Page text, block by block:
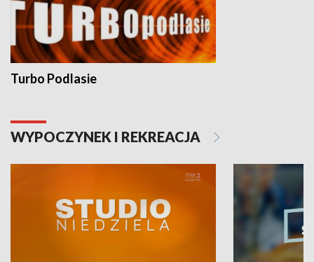
Turbo Podlasie
WYPOCZYNEK I REKREACJA